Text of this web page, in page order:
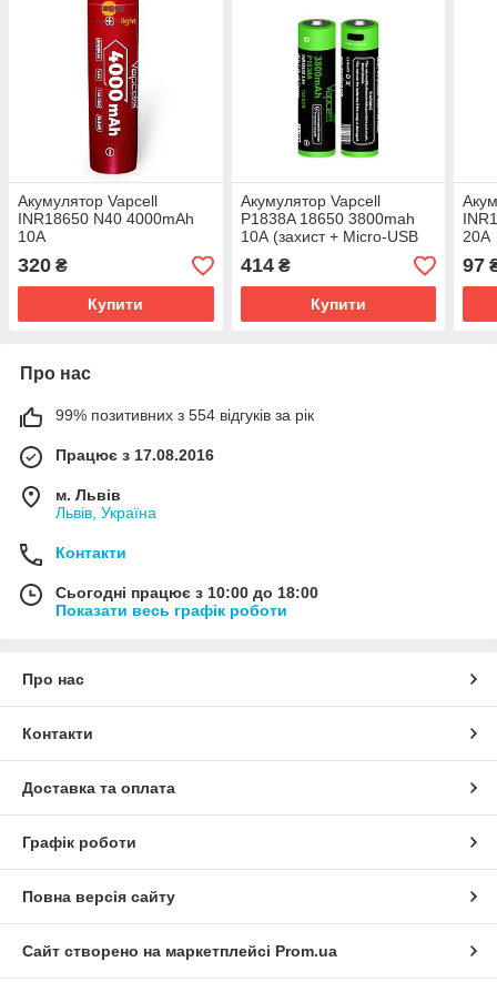
Акумулятор Vapcell
INR18650 N40 4000mAh
10A
320 ₴
Купити
Акумулятор Vapcell
P1838A 18650 3800mah
10А (захист + Micro-USB
зарядка)
414₴
Купити
20A
97
Про нас
99% позитивних з 554 відгуків за рік
Працює з 17.08.2016
м. Львів
Львів, Україна
Контакти
Сьогодні працює з 10:00 до 18:00
Показати весь графік роботи
Про нас
Контакти
Доставка та оплата
Графік роботи
Повна версія сайту
Сайт створено на маркетплейсі Prom.ua